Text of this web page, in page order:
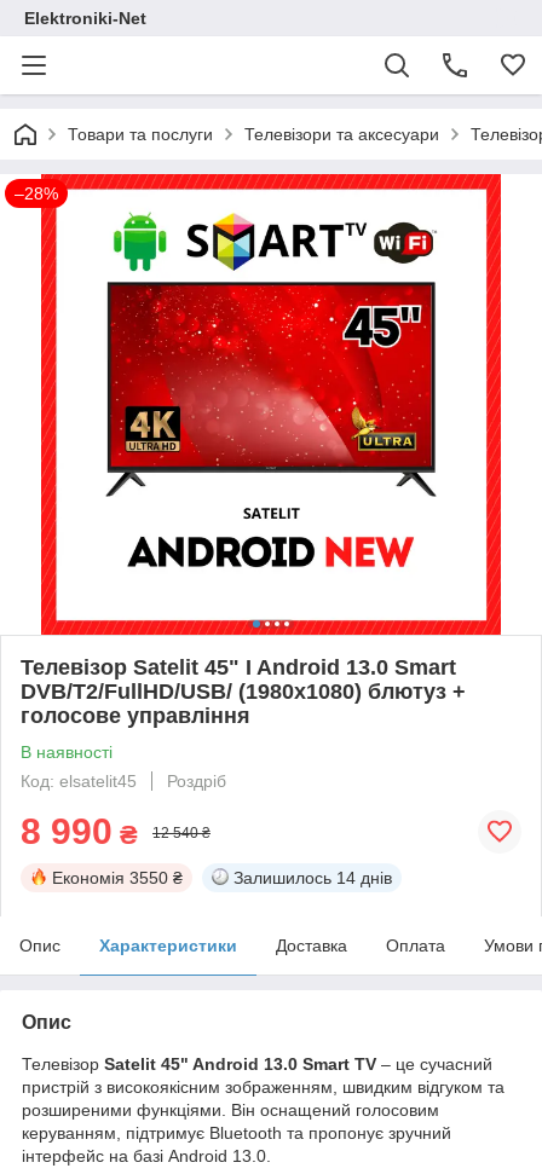
Elektroniki-Net
Товари та послуги Телевізори та аксесуари
–28%
Телевізор Satelit 45" I Android 13.0 Smart
DVB/T2/FullHD/USB/ (1980x1080) блютуз +
голосове управління
В наявності
Код: elsatelit45
Роздріб
8 990 ₴ 12 540 ₴
Економія 3550 ₴ Залишилось 14 днів
Опис Характеристики Доставка Оплата Умови
Опис
Телевізор Satelit 45" Android 13.0 Smart TV – це сучасний
пристрій з високоякісним зображенням, швидким відгуком та
розширеними функціями. Він оснащений голосовим
керуванням, підтримує Bluetooth та пропонує зручний
інтерфейс на базі Android 13.0.